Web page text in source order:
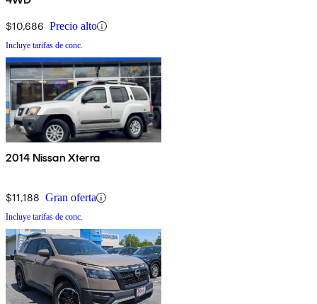
$10,686 Precio alto
Incluye tarifas de conc.
2014 Nissan Xterra
$11,188 Gran oferta
Incluye tarifas de conc.